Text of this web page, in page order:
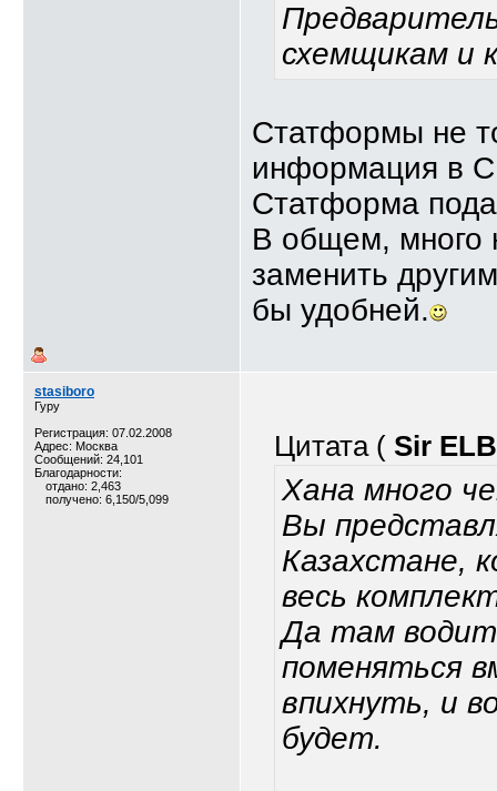
схемщикам и
Статформы не
информация в
Статформа
В общем, много
заменить
бы удобней.
stasiboro
Гуру
Регистрация: 07.02.2008
Адрес: Москва
Сообщений: 24,101
Благодарности:
отдано: 2,463
получено: 6,150/5,099
Цитата ( Sir
Хана много
Вы
Казахстане,
весь
Да там
поменяться
впихнуть, и
будет.